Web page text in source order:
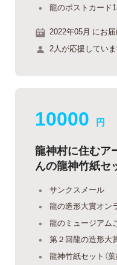
龍のポストカード
2022年05月 にお届
2人が応援していま
10000 円
龍神村に住むア
んの龍神竹紙セ
サンクスメール
龍の造形大賞オン
龍のミュージアム
第２回龍の造形大
龍神竹紙セット（葉